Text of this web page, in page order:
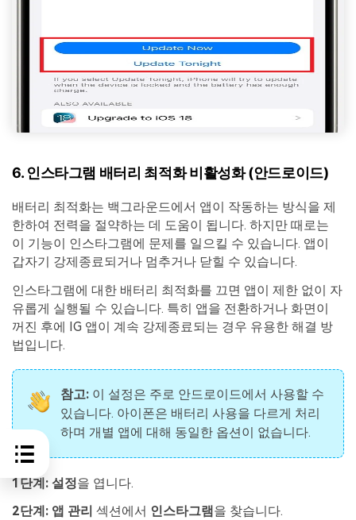
6. 인스타그램 배터리 최적화 비활성화 (안드로이드)
배터리 최적화는 백그라운드에서 앱이 작동하는 방식을 제
한하여 전력을 절약하는 데 도움이 됩니다. 하지만 때로는
이 기능이 인스타그램에 문제를 일으킬 수 있습니다. 앱이
갑자기 강제종료되거나 멈추거나 닫힐 수 있습니다.
인스타그램에 대한 배터리 최적화를 끄면 앱이 제한 없이 자
유롭게 실행될 수 있습니다. 특히 앱을 전환하거나 화면이
꺼진 후에 IG 앱이 계속 강제종료되는 경우 유용한 해결 방
법입니다.
참고:이 설정은 주로 안드로이드에서 사용할 수
있습니다. 아이폰은 배터리 사용을 다르게 처리
하며 개별 앱에 대해 동일한 옵션이 없습니다.
1단계: 설정을 엽니다.
2단계: 앱 관리 섹션에서 인스타그램 을 찾습니다.